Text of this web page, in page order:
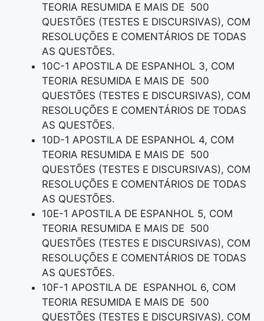
TEORIA RESUMIDA E MAIS DE 500
QUESTÕES (TESTES E DISCURSIVAS), COM
RESOLUÇÕES E COMENTÁRIOS DE TODAS
AS QUESTÕES.
10C-1 APOSTILA DE ESPANHOL 3, COM
TEORIA RESUMIDA E MAIS DE 500
QUESTÕES (TESTES E DISCURSIVAS), COM
RESOLUÇÕES E COMENTÁRIOS DE TODAS
AS QUESTÕES.
10D-1 APOSTILA DE ESPANHOL 4, COM
TEORIA RESUMIDA E MAIS DE 500
QUESTÕES (TESTES E DISCURSIVAS), COM
RESOLUÇÕES E COMENTÁRIOS DE TODAS
AS QUESTÕES.
10E-1 APOSTILA DE ESPANHOL 5, COM
TEORIA RESUMIDA E MAIS DE 500
QUESTÕES (TESTES E DISCURSIVAS), COM
RESOLUÇÕES E COMENTÁRIOS DE TODAS
AS QUESTÕES.
10F-1 APOSTILA DE ESPANHOL 6, COM
TEORIA RESUMIDA E MAIS DE 500
QUESTÕES (TESTES E DISCURSIVAS), COM